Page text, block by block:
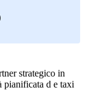
strategico in
pianificata d e taxi